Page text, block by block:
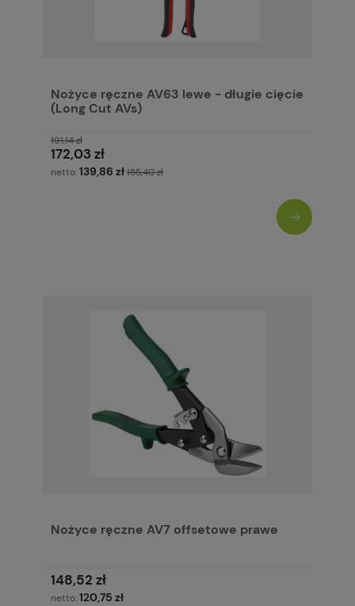
Nożyce ręczne AV63 lewe - długie cięcie
(Long Cut AVs)
172,03 zł
191,14 zł
netto:139,86 zł155,40 zł
Nożyce ręczne AV7 offsetowe prawe
148,52 zł
netto:120,75 zł